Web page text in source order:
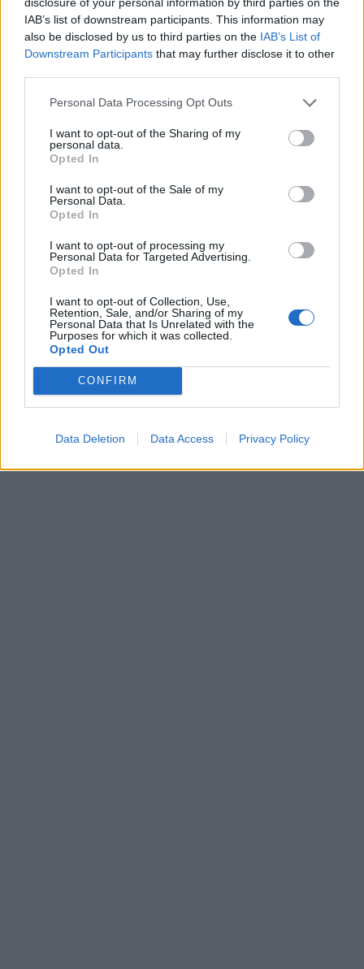
IAB’s list of downstream participants. This information may
also be disclosed by us to third parties on the IAB’s List of
Downstream Participants that may further disclose it to other
Personal Data Processing Opt Outs
I want to opt-out of the Sharing of my
personal data.
Opted In
I want to opt-out of the Sale of my
Personal Data.
Opted In
I want to opt-out of processing my
Personal Data for Targeted Advertising.
Opted In
I want to opt-out of Collection, Use,
Retention, Sale, and/or Sharing of my
Personal Data that Is Unrelated with the
Purposes for which it was collected.
Opted Out
CONFIRM
Data Deletion Data Access Privacy Policy